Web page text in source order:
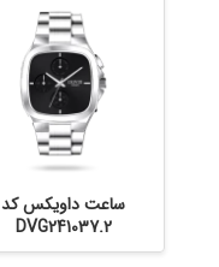
ساعت داویکس کد
DVG241037.2